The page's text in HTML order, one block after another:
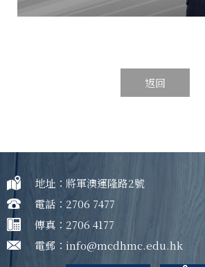
返回
地址：將軍澳運隆路2號
電話：2706 7477
傳真：2706 4177
電郵： info@mcdhmc.edu.hk